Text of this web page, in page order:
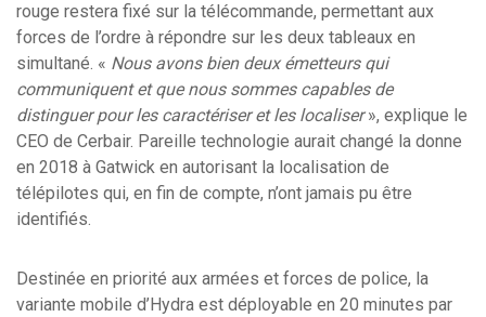
rouge restera fixé sur la télécommande, permettant aux
forces de l’ordre à répondre sur les deux tableaux en
simultané. « Nous avons bien deux émetteurs qui
communiquent et que nous sommes capables de
distinguer pour les caractériser et les localiser», explique le
CEO de Cerbair. Pareille technologie aurait changé la donne
en 2018 à Gatwick en autorisant la localisation de
télépilotes qui, en fin de compte, n’ont jamais pu être
identifiés.
Destinée en priorité aux armées et forces de police, la
variante mobile d’Hydra est déployable en 20 minutes par